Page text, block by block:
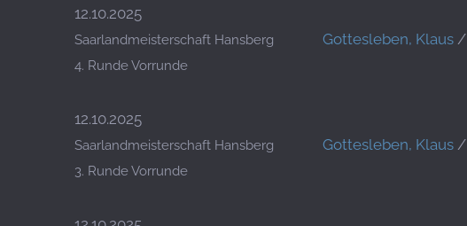
12.10.2025
Saarlandmeisterschaft Hansberg
4. Runde Vorrunde
Gottesleben, Klaus /
12.10.2025
Saarlandmeisterschaft Hansberg
3. Runde Vorrunde
Gottesleben, Klaus /